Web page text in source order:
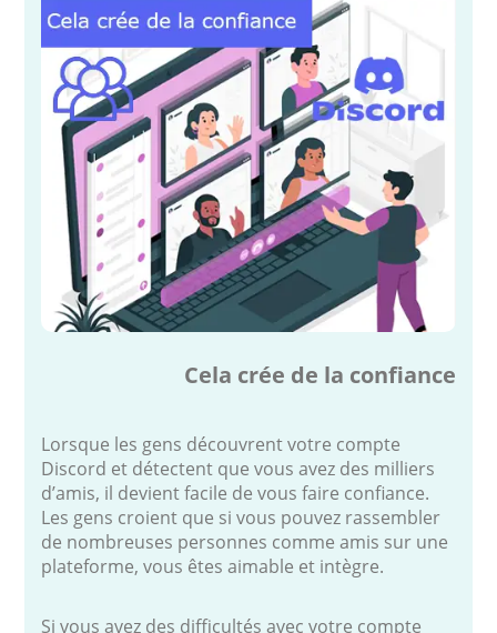
Cela crée de la confiance
Lorsque les gens découvrent votre compte
Discord et détectent que vous avez des milliers
d’amis, il devient facile de vous faire confiance.
Les gens croient que si vous pouvez rassembler
de nombreuses personnes comme amis sur une
plateforme, vous êtes aimable et intègre.
Si vous avez des difficultés avec votre compte